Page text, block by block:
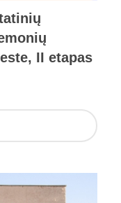
II etapas